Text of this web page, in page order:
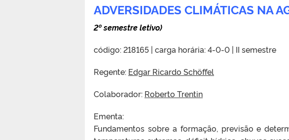
ADVERSIDADES CLIMÁTICAS NA
2º semestre letivo)
código: 218165 | carga horária: 4-0-0 | II semestre
Regente: Edgar Ricardo Schöffel
Colaborador: Roberto Trentin
Ementa:
Fundamentos sobre a formação, previsão e